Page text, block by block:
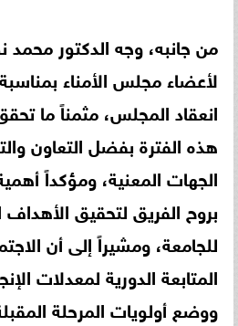
من جانبه، وجه الدكتور محمد
لأعضاء مجلس الأمناء
انعقاد المجلس، مثمناً ما
هذه الفترة بفضل التعاون
الجهات المعنية، ومؤكداً
بروح الفريق لتحقيق الأهداف
للجامعة، ومشيراً إلى أن
المتابعة الدورية لمعدلات
ووضع أولويات المرحلة